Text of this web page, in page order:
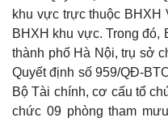
khu vực trực thuộc
BHXH khu vực. Trong đó,
thành phố Hà Nội, trụ sở
Quyết định số 959/QĐ-
Bộ Tài chính, cơ cấu tổ
chức 09 phòng tham